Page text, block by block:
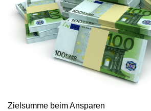
Zielsumme beim Ansparen